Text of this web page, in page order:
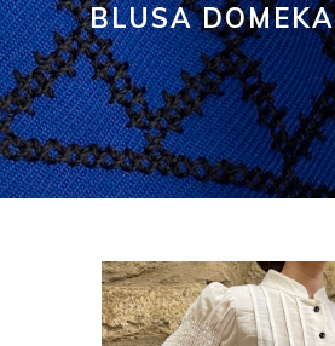
BLUSA DOMEKA